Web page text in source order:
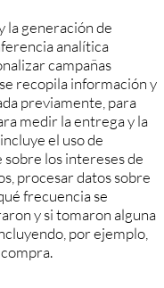
la generación de
analítica
campañas
recopila información y
previamente, para
medir la entrega y la
el uso de
los intereses de
procesar datos sobre
frecuencia se
y si tomaron alguna
por ejemplo,